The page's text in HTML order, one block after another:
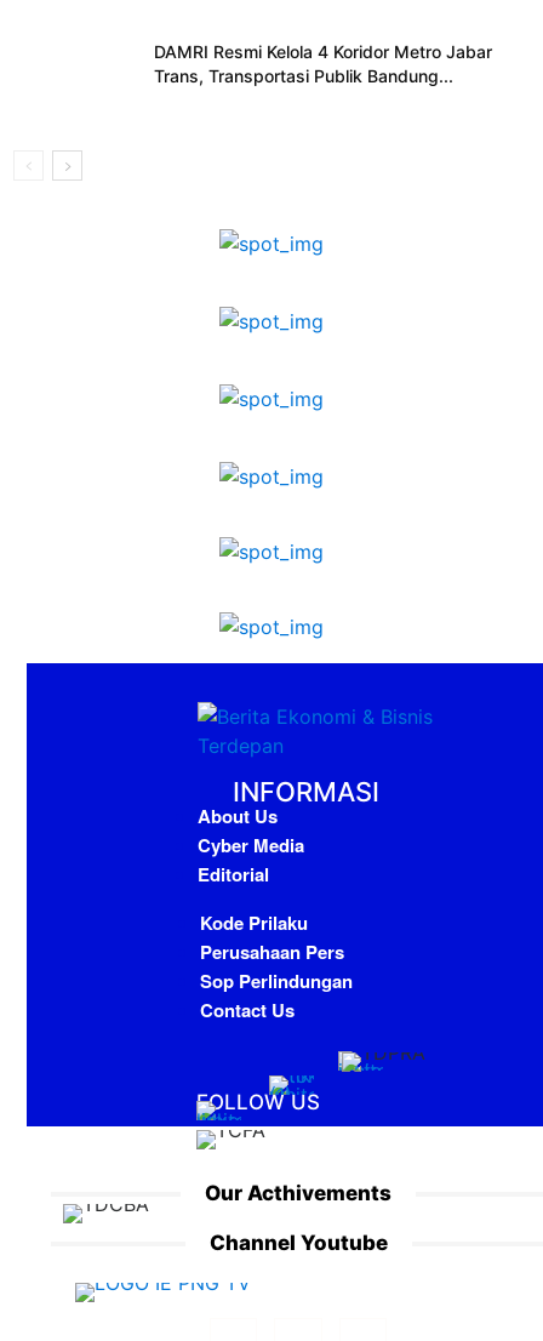
DAMRI Resmi Kelola 4 Koridor Metro Jabar
Trans, Transportasi Publik Bandung...
INFORMASI
About Us
Cyber Media
Editorial
Kode Prilaku
Perusahaan Pers
Sop Perlindungan
Contact Us
FOLLOW US
Our Acthivements
Channel Youtube